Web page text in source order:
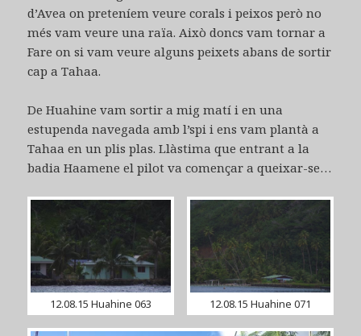
d’Avea on preteníem veure corals i peixos però no
més vam veure una raïa. Això doncs vam tornar a
Fare on si vam veure alguns peixets abans de sortir
cap a Tahaa.
De Huahine vam sortir a mig matí i en una
estupenda navegada amb l’spi i ens vam plantà a
Tahaa en un plis plas. Llàstima que entrant a la
badia Haamene el pilot va començar a queixar-se…
12.08.15 Huahine 063 12.08.15 Huahine 071